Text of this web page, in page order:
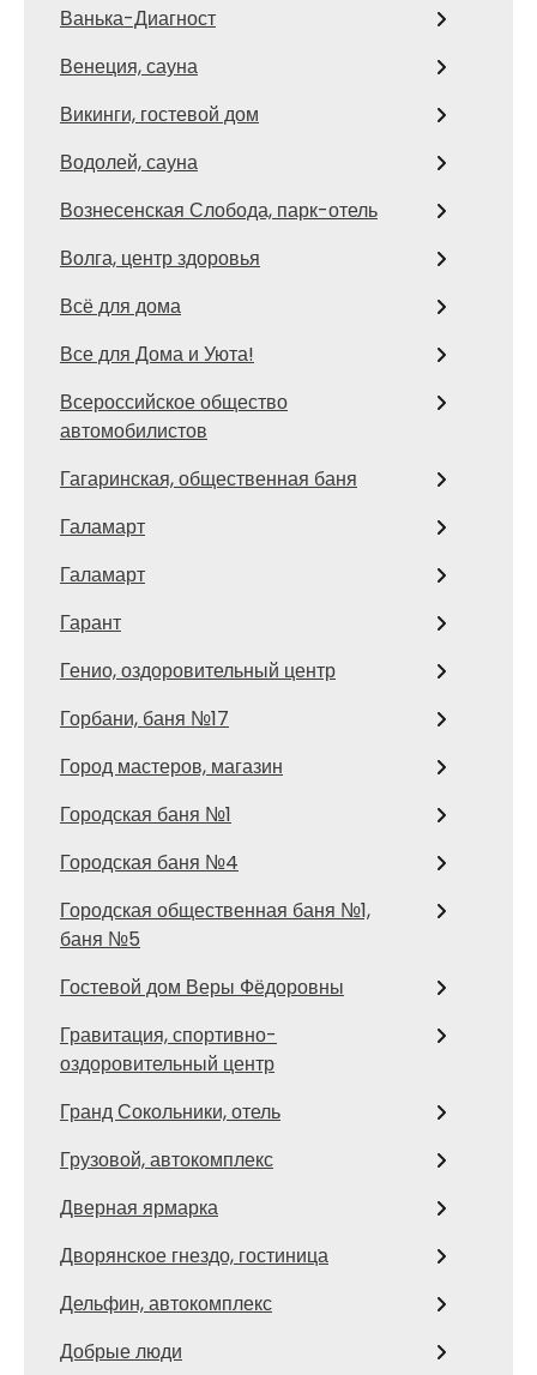
Ванька-Диагност
Венеция, сауна
Викинги, гостевой дом
Водолей, сауна
Вознесенская Слобода, парк-отель
Волга, центр здоровья
Всё для дома
Все для Дома и Уюта!
Всероссийское общество
автомобилистов
Гагаринская, общественная баня
Галамарт
Галамарт
Гарант
Генио, оздоровительный центр
Горбани, баня №17
Город мастеров, магазин
Городская баня №1
Городская баня №4
Городская общественная баня №1,
баня №5
Гостевой дом Веры Фёдоровны
Гравитация, спортивно-
оздоровительный центр
Гранд Сокольники, отель
Грузовой, автокомплекс
Дверная ярмарка
Дворянское гнездо, гостиница
Дельфин, автокомплекс
Добрые люди